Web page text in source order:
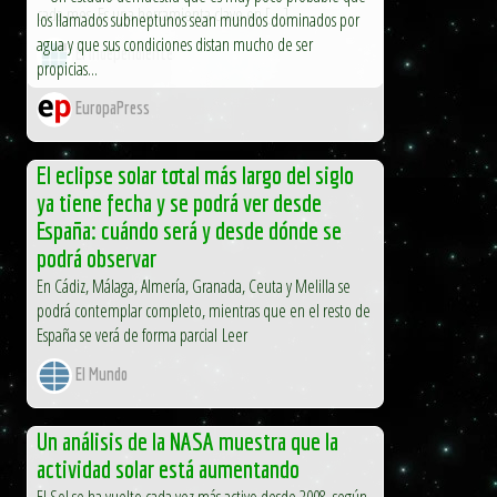
cada mes. Es una herramienta clave en […]
El Independiente
los llamados subneptunos sean mundos dominados por
agua y que sus condiciones distan mucho de ser
propicias...
EuropaPress
El eclipse solar total más largo del siglo
ya tiene fecha y se podrá ver desde
España: cuándo será y desde dónde se
podrá observar
En Cádiz, Málaga, Almería, Granada, Ceuta y Melilla se
podrá contemplar completo, mientras que en el resto de
España se verá de forma parcial Leer
El Mundo
Un análisis de la NASA muestra que la
actividad solar está aumentando